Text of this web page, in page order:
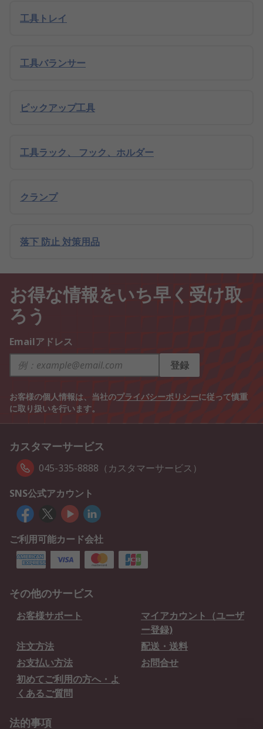
工具トレイ
工具バランサー
ピックアップ工具
工具ラック、 フック、ホルダー
クランプ
落下 防止 対策用品
お得な情報をいち早く受け取
ろう
Emailアドレス
登録
お客様の個人情報は、当社のプライバシーポリシーに従って慎重
に取り扱いを行います。
カスタマーサービス
045-335-8888（カスタマーサービス）
SNS公式アカウント
ご利用可能カード会社
その他のサービス
お客様サポート
マイアカウント（ユーザ
ー登録)
注文方法
配送・送料
お支払い方法
お問合せ
初めてご利用の方へ・よ
くあるご質問
法的事項